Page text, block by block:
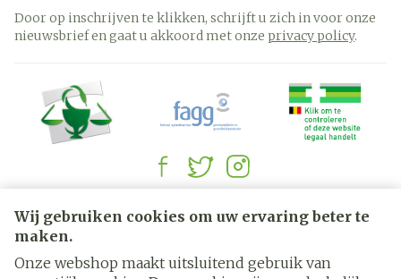
Wij gebruiken cookies om uw ervaring beter te
maken.
Onze webshop maakt uitsluitend gebruik van
Door op inschrijven te klikken, schrijft u zich in voor onze
nieuwsbrief en gaat u akkoord met onze privacy policy.
Juridische links